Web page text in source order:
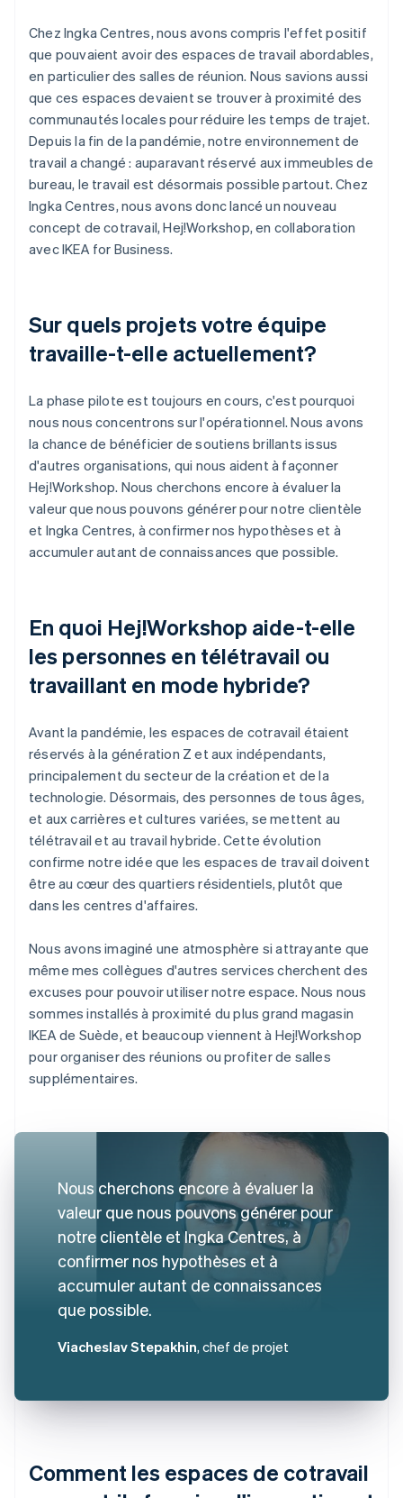
Chez Ingka Centres, nous avons compris l'effet positif
que pouvaient avoir des espaces de travail abordables,
en particulier des salles de réunion. Nous savions aussi
que ces espaces devaient se trouver à proximité des
communautés locales pour réduire les temps de trajet.
Depuis la fin de la pandémie, notre environnement de
travail a changé : auparavant réservé aux immeubles de
bureau, le travail est désormais possible partout. Chez
Ingka Centres, nous avons donc lancé un nouveau
concept de cotravail, Hej!Workshop, en collaboration
avec IKEA for Business.
Sur quels projets votre équipe
travaille-t-elle actuellement?
La phase pilote est toujours en cours, c'est pourquoi
nous nous concentrons sur l'opérationnel. Nous avons
la chance de bénéficier de soutiens brillants issus
d'autres organisations, qui nous aident à façonner
Hej!Workshop. Nous cherchons encore à évaluer la
valeur que nous pouvons générer pour notre clientèle
et Ingka Centres, à confirmer nos hypothèses et à
accumuler autant de connaissances que possible.
En quoi Hej!Workshop aide-t-elle
les personnes en télétravail ou
travaillant en mode hybride?
Avant la pandémie, les espaces de cotravail étaient
réservés à la génération Z et aux indépendants,
principalement du secteur de la création et de la
technologie. Désormais, des personnes de tous âges,
et aux carrières et cultures variées, se mettent au
télétravail et au travail hybride. Cette évolution
confirme notre idée que les espaces de travail doivent
être au cœur des quartiers résidentiels, plutôt que
dans les centres d'affaires.
Nous avons imaginé une atmosphère si attrayante que
même mes collègues d'autres services cherchent des
excuses pour pouvoir utiliser notre espace. Nous nous
sommes installés à proximité du plus grand magasin
IKEA de Suède, et beaucoup viennent à Hej!Workshop
pour organiser des réunions ou profiter de salles
supplémentaires.
Nous cherchons encore à évaluer la
valeur que nous pouvons générer pour
notre clientèle et Ingka Centres, à
confirmer nos hypothèses et à
accumuler autant de connaissances
que possible.
Viacheslav Stepakhin, chef de projet
Comment les espaces de cotravail